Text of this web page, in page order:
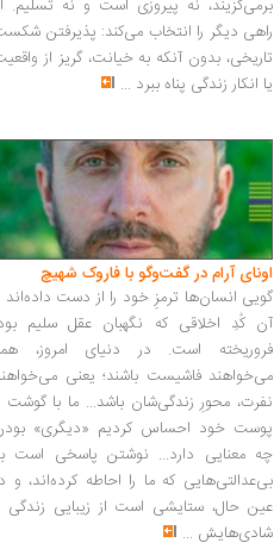
برمی‌گزیند، نه پیروزی است و نه تسلیم.
راهی دیگر را انتخاب می‌کند: پذیرفتن
تاریخی، بدون آنکه به خیانت، گریز از
یا انکار زندگی پناه ببرد ...
اونای آرام در گفت‌وگو با فاروک شهیچ‭
گویی انسان‌ها ترمزِ خود را از دست داده‌اند
آن کُدِ اخلاقی که نگهبان عقل سلیم
فروریخته است. در دنیای امروز،
می‌خواهند فاشیست باشند؛ یعنی
نفرت، محورِ زندگی‌شان باشد... ما با گوشت
پوست خود احساس کردیم «دیگری»
چه معنایی دارد... نوشتن پاسخی است
بی‌عدالتی‌هایی که ما را احاطه کرده‌اند، و
عین حال، ستایشی است از زیبایی زندگی
شادی‌هایش ...